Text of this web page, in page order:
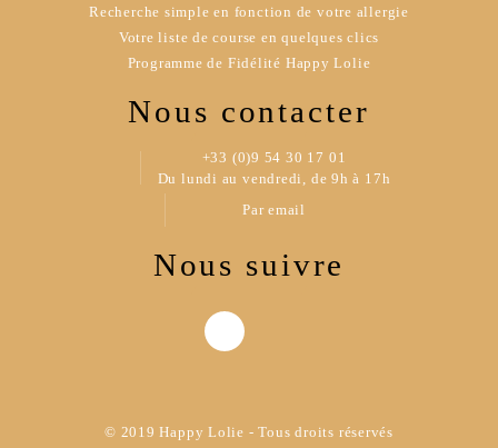
Recherche simple en fonction de votre allergie
Votre liste de course en quelques clics
Programme de Fidélité Happy Lolie
Nous contacter
+33 (0)9 54 30 17 01
Du lundi au vendredi, de 9h à 17h
Par email
Nous suivre
© 2019 Happy Lolie - Tous droits réservés